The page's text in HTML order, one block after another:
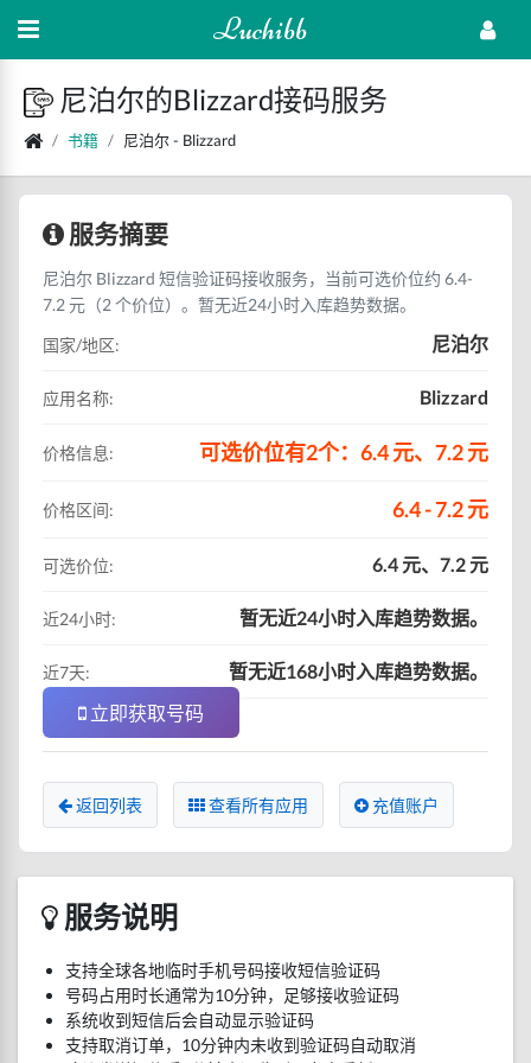
Luchibb
尼泊尔的Blizzard接码服务
书籍 尼泊尔 - Blizzard
服务摘要
尼泊尔 Blizzard 短信验证码接收服务，当前可选价位约 6.4-
7.2 元（2 个价位）。暂无近24小时入库趋势数据。
国家/地区:
尼泊尔
应用名称: Blizzard
价格信息: 可选价位有2个：6.4 元、7.2 元
价格区间: 6.4 - 7.2 元
可选价位: 6.4 元、7.2 元
近24小时: 暂无近24小时入库趋势数据。
近7天:
暂无近168小时入库趋势数据。
立即获取号码
返回列表 查看所有应用 充值账户
服务说明
支持全球各地临时手机号码接收短信验证码
号码占用时长通常为10分钟，足够接收验证码
系统收到短信后会自动显示验证码
支持取消订单，10分钟内未收到验证码自动取消